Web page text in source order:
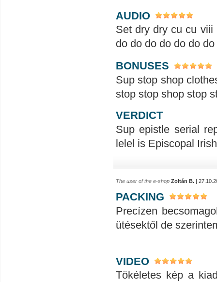
AUDIO
Set dry dry cu cu
do do do do do do
BONUSES
Sup stop shop
stop stop shop stop
VERDICT
Sup epistle serial
lelel is Episcopal
The user of the e-shop Zoltán B. |
PACKING
Precízen
ütésektől de
VIDEO
Tökéletes kép a